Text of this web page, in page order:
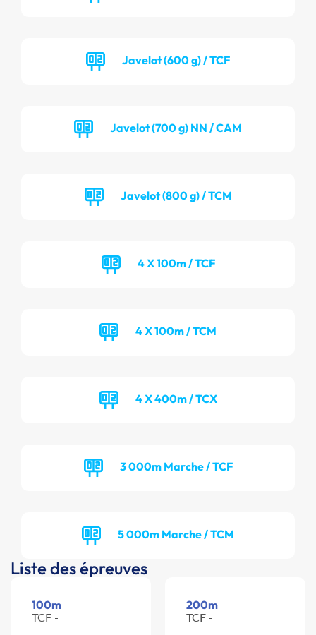
Javelot (600 g) / TCF
Javelot (700 g) NN / CAM
Javelot (800 g) / TCM
4 X 100m / TCF
4 X 100m / TCM
4 X 400m / TCX
3 000m Marche / TCF
5 000m Marche / TCM
Liste des épreuves
100m
TCF -
200m
TCF -